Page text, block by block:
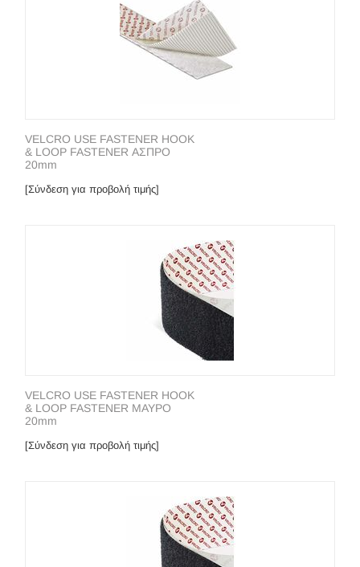
VELCRO USE FASTENER HOOK
& LOOP FASTENER ΑΣΠΡΟ
20mm
[Σύνδεση για προβολή τιμής]
VELCRO USE FASTENER HOOK
& LOOP FASTENER ΜΑΥΡΟ
20mm
[Σύνδεση για προβολή τιμής]